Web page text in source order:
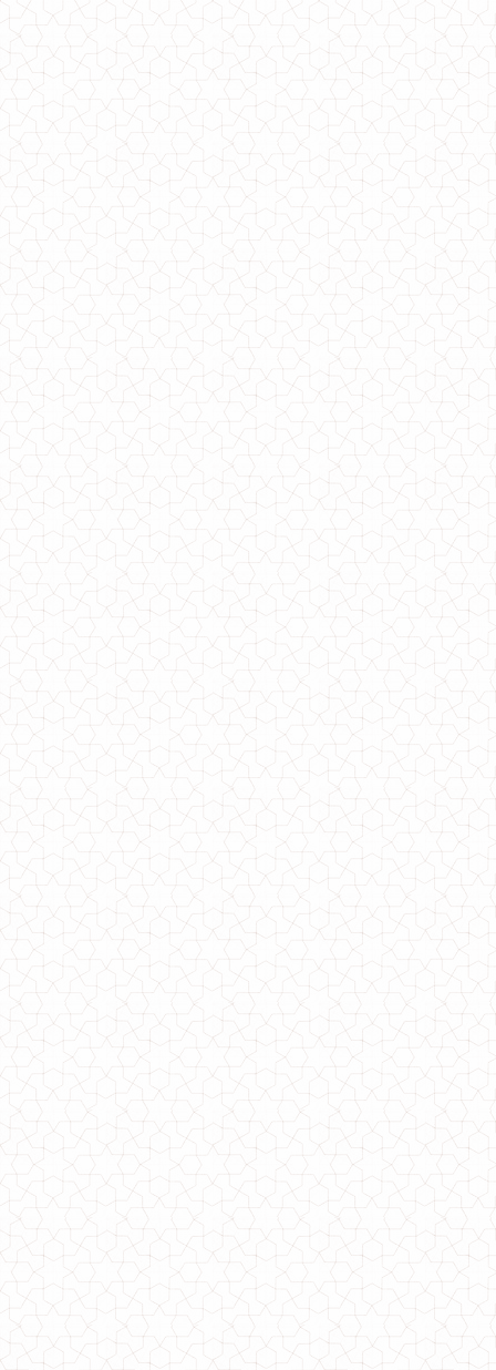
Модний теплий костюм зі спідницею і кофтою
920.00грн.
Модний діловий костюм з брюками і піджаком
770.00грн.
Модний костюм у діловому стилі великого розміру
1450.00грн.
Модний костюм з юбкою в діловому стилі